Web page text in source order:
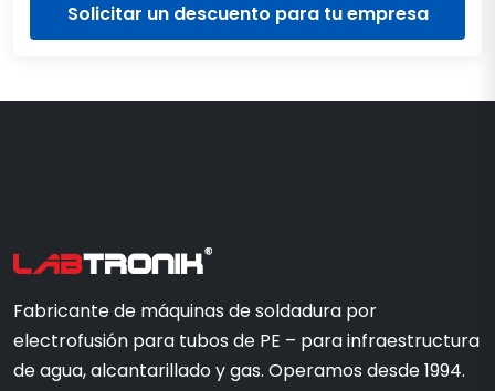
Solicitar un descuento para tu empresa
Fabricante de máquinas de soldadura por
electrofusión para tubos de PE – para infraestructura
de agua, alcantarillado y gas. Operamos desde 1994.